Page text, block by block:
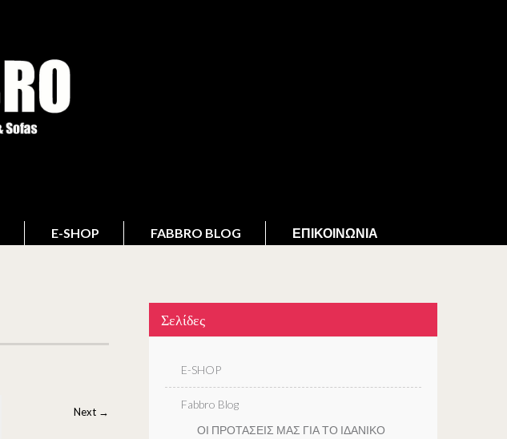
E-SHOP FABBRO BLOG ΕΠΙΚΟΙΝΩΝΊΑ
Next →
Σελίδες
E-SHOP
Fabbro Blog
ΟΙ ΠΡΟΤΑΣΕΙΣ ΜΑΣ ΓΙΑ ΤΟ ΙΔΑΝΙΚΟ